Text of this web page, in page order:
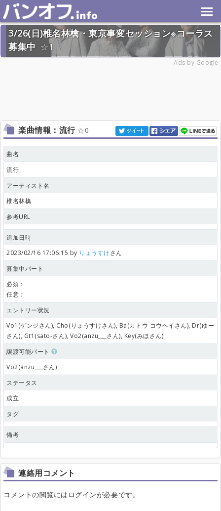
3/26(日)椎名林檎・東京事変セッション※コーラス
募集中
1
Ads by Google
楽曲情報：流行 0
曲名
流行
アーティスト名
椎名林檎
参考URL
追加日時
2023/02/16 17:06:15 by りょうすけさん
募集中パート
必須：
任意：
エントリー状況
Vo1(ゲンジさん), Cho(りょうすけさん), Ba(カトウ コウヘイさん), Dr(ゆー
さん), Gt1(sato-さん), Vo2(anzu___さん), Key(みほさん)
譲渡可能パート
Vo2(anzu___さん)
ステータス
成立
タグ
備考
連絡用コメント
コメントの閲覧にはログインが必要です。